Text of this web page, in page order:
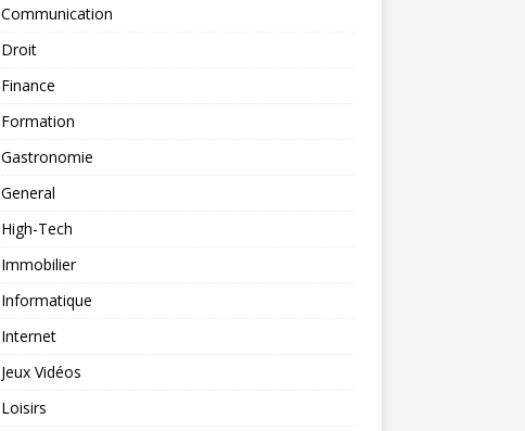
Communication
Droit
Finance
Formation
Gastronomie
General
High-Tech
Immobilier
Informatique
Internet
Jeux Vidéos
Loisirs